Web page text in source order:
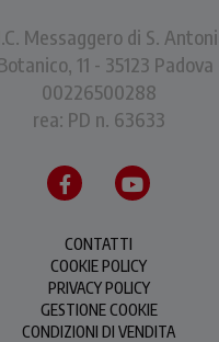
Messaggero di S.
11 - 35123 Padova
00226500288
rea: PD n. 63633
CONTATTI
COOKIE POLICY
PRIVACY POLICY
GESTIONE COOKIE
CONDIZIONI DI VENDITA